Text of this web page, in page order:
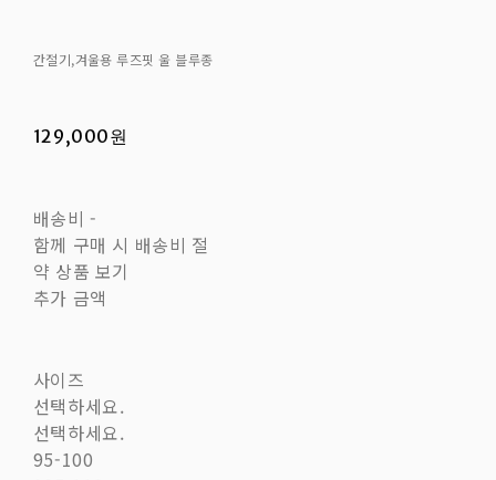
간절기,겨울용 루즈핏 울 블루종
129,000원
배송비 -
함께 구매 시 배송비 절
약 상품 보기
추가 금액
사이즈
선택하세요.
선택하세요.
95-100